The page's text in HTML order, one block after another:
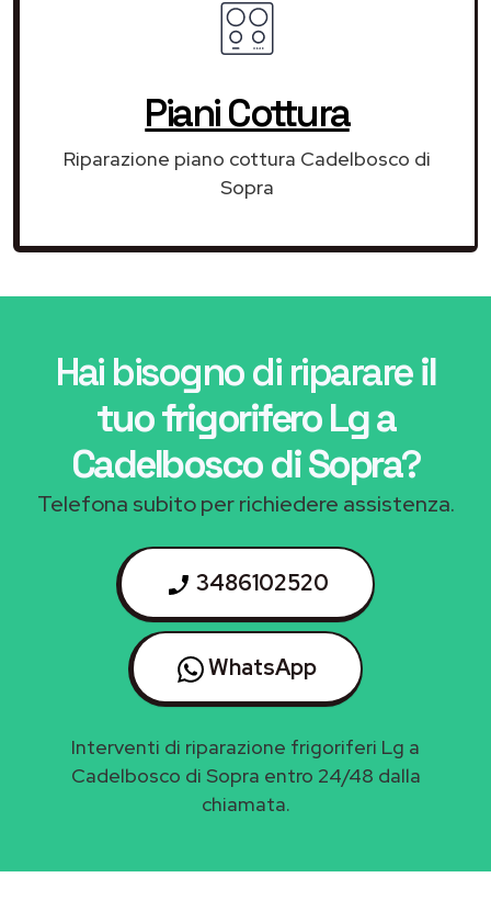
Piani Cottura
Riparazione piano cottura Cadelbosco di
Sopra
Hai bisogno di riparareil
tuo frigorifero Lg a
Cadelbosco di Sopra?
Telefona subito per richiedere assistenza.
3486102520
WhatsApp
Interventi di riparazione frigoriferi Lg a
Cadelbosco di Sopra entro 24/48 dalla
chiamata.